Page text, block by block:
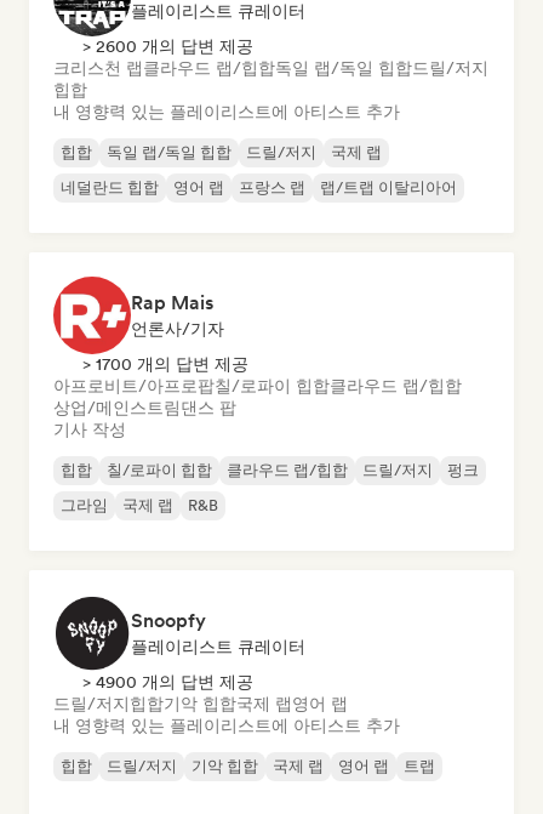
플레이리스트 큐레이터
> 2600 개의 답변 제공
크리스천 랩클라우드 랩/힙합독일 랩/독일 힙합드릴/저지
힙합
내 영향력 있는 플레이리스트에 아티스트 추가
힙합 독일 랩/독일 힙합 드릴/저지
국제 랩
네덜란드 힙합
영어 랩 프랑스 랩 랩/트랩 이탈리아어
Rap Mais
언론사/기자
> 1700 개의 답변 제공
아프로비트/아프로팝칠/로파이 힙합클라우드 랩/힙합
상업/메인스트림댄스 팝
기사 작성
힙합 칠/로파이 힙합 클라우드 랩/힙합 드릴/저지
펑크
그라임
국제 랩 R&B
Snoopfy
플레이리스트 큐레이터
> 4900 개의 답변 제공
드릴/저지힙합기악 힙합국제 랩영어 랩
내 영향력 있는 플레이리스트에 아티스트 추가
힙합 드릴/저지 기악 힙합 국제 랩 영어 랩 트랩